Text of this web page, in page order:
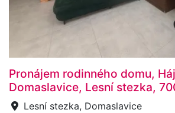
Pronájem rodinného domu,
Domaslavice, Lesní stezka,
Lesní stezka, Domaslavice